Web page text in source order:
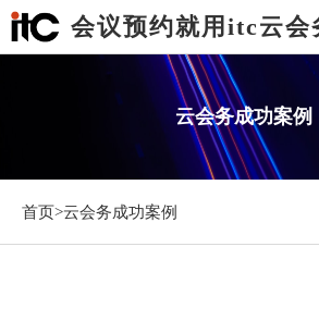
会议预约就用itc云会
云会务成功案例
首页>云会务成功案例